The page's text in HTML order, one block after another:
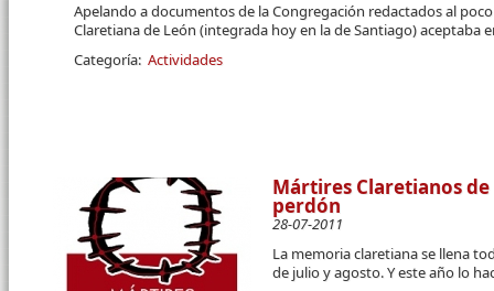
Apelando a documentos de la Congregación redactados al
Claretiana de León (integrada hoy en la de Santiago) aceptaba
Categoría: Actividades
Mártires Claretianos
perdón
28-07-2011
La memoria claretiana se llena
de julio y agosto. Y este año lo